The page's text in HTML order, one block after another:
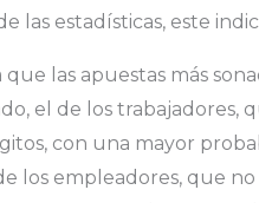
las estadísticas, este
las apuestas más
el de los trabajadores,
con una mayor
los empleadores, que